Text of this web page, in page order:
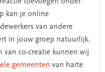
kan je online
van andere
in jouw groep natuurlijk.
van co-creatie kunnen wij
gemeenten van harte